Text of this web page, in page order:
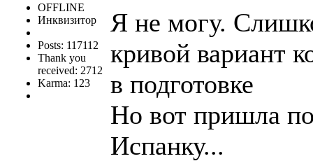
OFFLINE
Инквизитор
Posts: 117112
Thank you
received: 2712
Karma: 123
Я не могу.
кривой вариант
в подготовке
Но вот пришла
Испанку...